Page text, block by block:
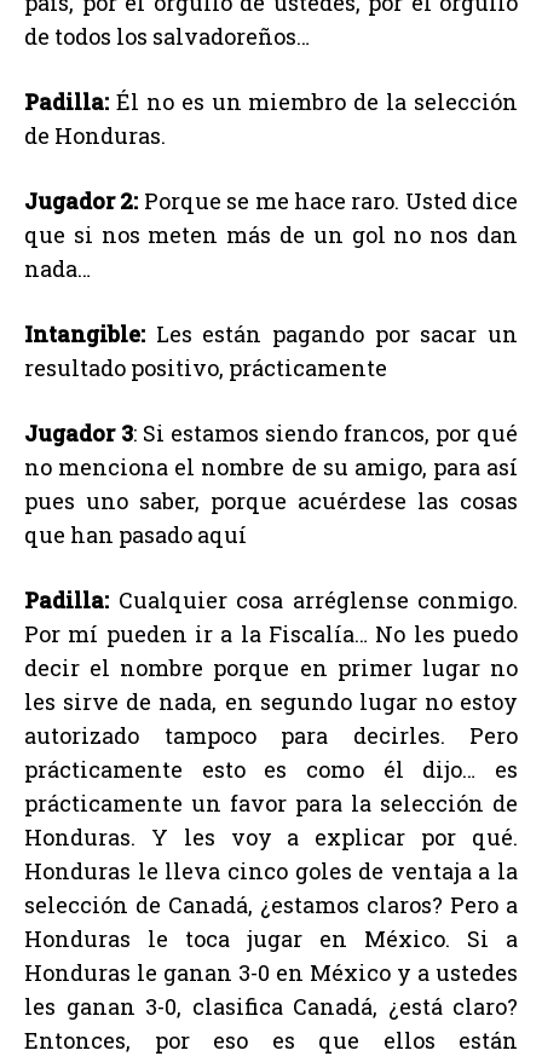
de todos los salvadoreños…
Padilla: Él no es un miembro de la selección
de Honduras.
Jugador 2: Porque se me hace raro. Usted dice
que si nos meten más de un gol no nos dan
nada…
Intangible: Les están pagando por sacar un
resultado positivo, prácticamente
Jugador 3: Si estamos siendo francos, por qué
no menciona el nombre de su amigo, para así
pues uno saber, porque acuérdese las cosas
que han pasado aquí
Padilla: Cualquier cosa arréglense conmigo.
Por mí pueden ir a la Fiscalía… No les puedo
decir el nombre porque en primer lugar no
les sirve de nada, en segundo lugar no estoy
autorizado tampoco para decirles. Pero
prácticamente esto es como él dijo… es
prácticamente un favor para la selección de
Honduras. Y les voy a explicar por qué.
Honduras le lleva cinco goles de ventaja a la
selección de Canadá, ¿estamos claros? Pero a
Honduras le toca jugar en México. Si a
Honduras le ganan 3-0 en México y a ustedes
les ganan 3-0, clasifica Canadá, ¿está claro?
Entonces, por eso es que ellos están